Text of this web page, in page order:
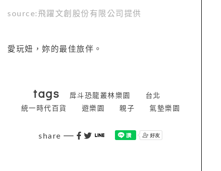
source:飛躍文創股份有限公司提供
愛玩妞，妳的最佳旅伴。
tags 戽斗恐龍叢林樂園
台北
統一時代百貨
遊樂園 親子 氣墊樂園
share